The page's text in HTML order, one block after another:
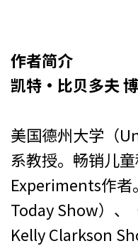
作者简介
凯特‧比贝多夫
美国德州大学（
系教授。畅销儿
Experiments作者
Today Show）、
Kelly Clarkson